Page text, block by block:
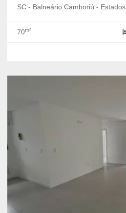
SC - Balneário Camboriú - Estados
70m²